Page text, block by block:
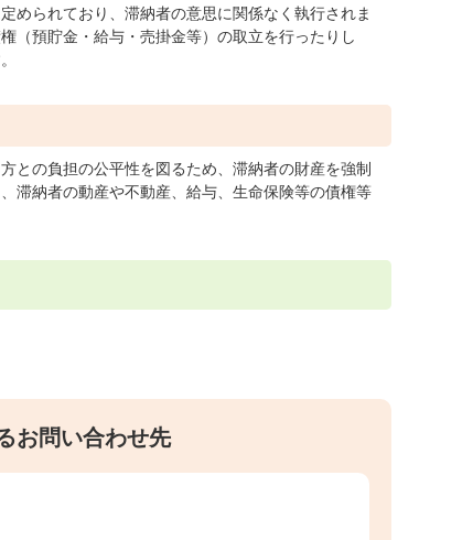
められており、滞納者の意思に関係なく執行されま
（預貯金・給与・売掛金等）の取立を行ったりし
との負担の公平性を図るため、滞納者の財産を強制
滞納者の動産や不動産、給与、生命保険等の債権等
お問い合わせ先